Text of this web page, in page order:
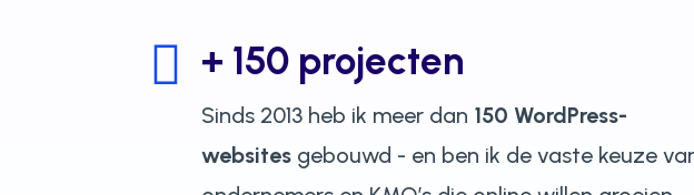
 + 150 projecten
Sinds 2013 heb ik meer dan 150 WordPress-
websites gebouwd - en ben ik de vaste keuze